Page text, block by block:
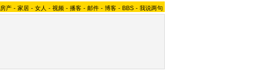
房产 - 家居 - 女人 - 视频 - 播客 - 邮件 - 博客 - BBS - 我说两句